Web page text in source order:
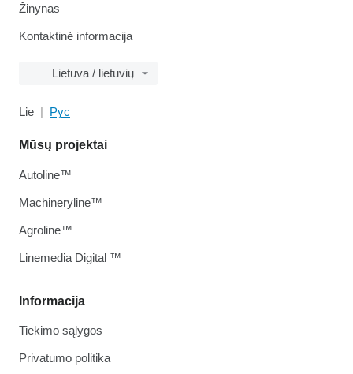
Žinynas
Kontaktinė informacija
Lietuva / lietuvių
Lie Рус
Informacija
Tiekimo sąlygos
Privatumo politika
Mūsų projektai
Autoline™
Machineryline™
Agroline™
Linemedia Digital ™